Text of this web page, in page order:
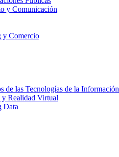
y Comunicación
y Comercio
de las Tecnologías de la Información
Realidad Virtual
Data